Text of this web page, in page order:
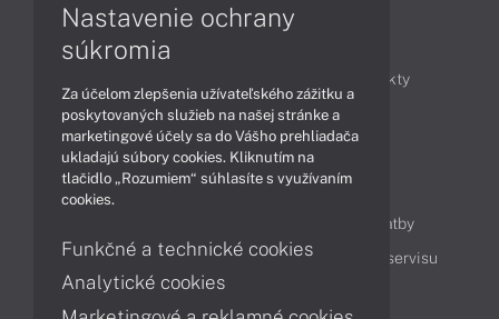
Produkty
Technológie
Videá
Obsah
Možnosti doručenia a platby
Podpora a servis
Servisné služby Cenník servisu
Nastavenie ochrany
súkromia
Za účelom zlepšenia užívateľského zážitku a
poskytovaných služieb na našej stránke a
marketingové účely sa do Vášho prehliadača
ukladajú súbory cookies. Kliknutím na
tlačidlo „Rozumiem“ súhlasíte s využívaním
cookies.
Funkčné a technické cookies
Analytické cookies